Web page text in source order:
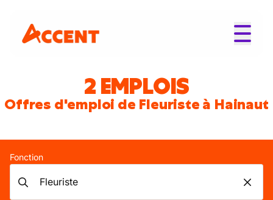
2 EMPLOIS
Offres d'emploi de Fleuriste à Hainaut
Fonction